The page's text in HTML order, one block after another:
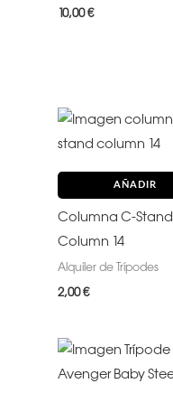
10,00€
AÑADIR
Columna C-Stand
Column 14
Alquiler de Trípodes
2,00€